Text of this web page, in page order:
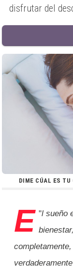
disfrutar del
DIME CÚAL ES TU
"
E
l sueño